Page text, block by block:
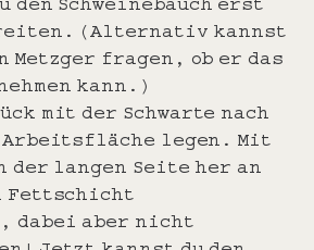
(Alternativ kannst
Metzger fragen, ob er das
kann.)
mit der Schwarte nach
Arbeitsfläche legen. Mit
der langen Seite her an
Fettschicht
dabei aber nicht